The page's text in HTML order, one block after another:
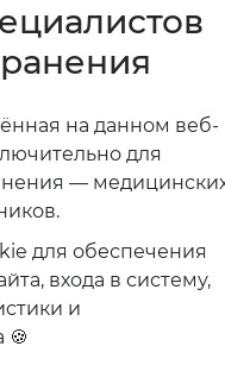
на данном веб-
для
—
для обеспечения
входа в систему,
и
🍪